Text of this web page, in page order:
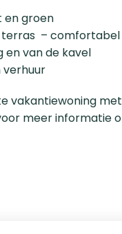
en groen
terras –
en van de kavel
verhuur
vakantiewoning
meer informatie